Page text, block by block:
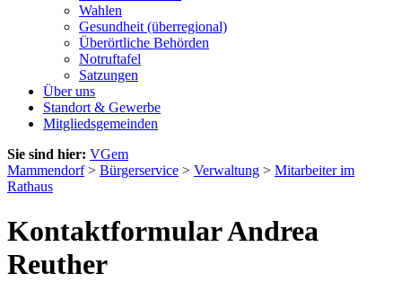
Wahlen
Gesundheit (überregional)
Überörtliche Behörden
Notruftafel
Satzungen
Über uns
Standort & Gewerbe
Mitgliedsgemeinden
Sie sind hier: VGem
Mammendorf> Bürgerservice > Verwaltung > Mitarbeiter im
Rathaus
Kontaktformular Andrea
Reuther